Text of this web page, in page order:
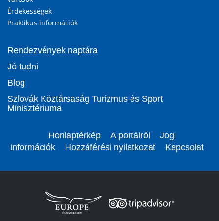
Érdekességek
Praktikus információk
Rendezvények naptára
Jó tudni
Blog
Szlovák Köztársaság Turizmus és Sport
Minisztériuma
Honlaptérkép A portálról
Jogi
információk
Hozzáférési nyilatkozat Kapcsolat